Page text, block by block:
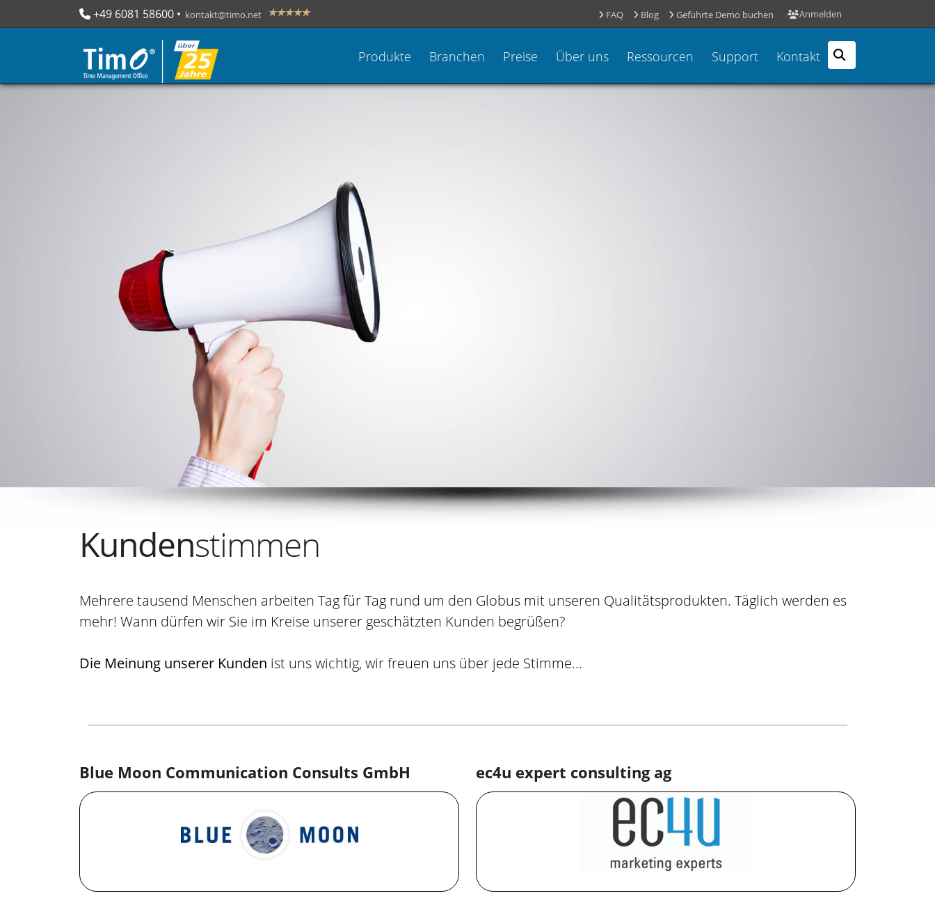
+49 6081 58600 kontakt@timo.net Anmelden
FAQ Blog Geführte Demo buchen
Produkte Branchen Preise Über uns Ressourcen Support Kontakt
Kundenstimmen
Mehrere tausend Menschen arbeiten Tag für Tag rund um den Globus mit unseren Qualitätsprodukten. Täglich werden es
mehr! Wann dürfen wir Sie im Kreise unserer geschätzten Kunden begrüßen?
Die Meinung unserer Kunden ist uns wichtig, wir freuen uns über jede Stimme...
Blue Moon Communication Consults GmbH ec4u expert consulting ag